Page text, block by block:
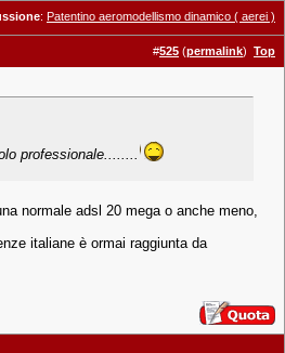
: Patentino aeromodellismo dinamico ( aerei )
#525 (permalink) Top
professionale........
normale adsl 20 mega o anche meno,
italiane è ormai raggiunta da